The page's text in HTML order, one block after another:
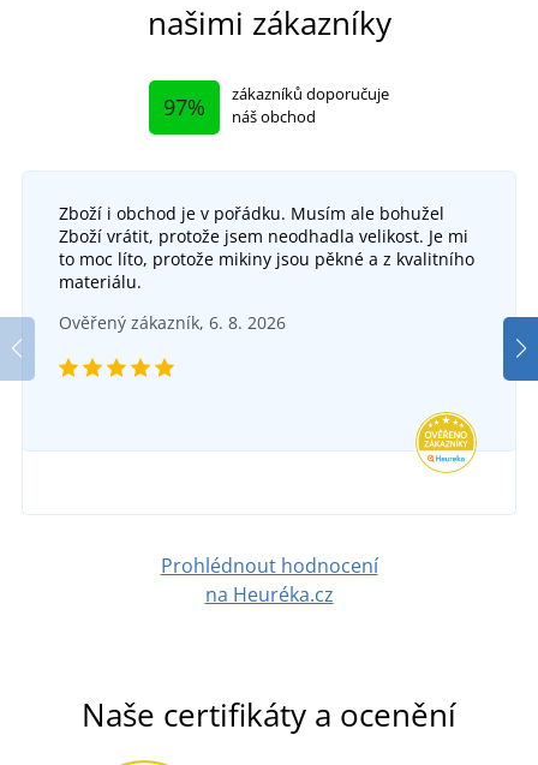
našimi zákazníky
97%
zákazníků doporučuje
náš obchod
Zboží i obchod je v pořádku. Musím ale bohužel
Zboží vrátit, protože jsem neodhadla velikost. Je mi
to moc líto, protože mikiny jsou pěkné a z kvalitního
materiálu.
Ověřený zákazník, 6. 8. 2026
Prohlédnout hodnocení
na Heuréka.cz
Naše certifikáty a ocenění